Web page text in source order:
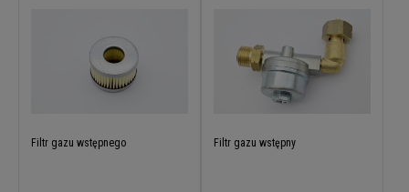
Filtr gazu wstępnego Filtr gazu wstępny